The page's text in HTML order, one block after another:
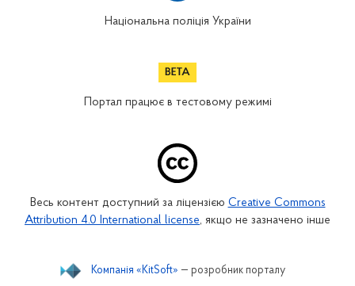
Національна поліція України
Портал працює в тестовому режимі
Весь контент доступний за ліцензією Creative Commons
Attribution 4.0 International license, якщо не зазначено інше
Компанія «KitSoft» — розробник порталу